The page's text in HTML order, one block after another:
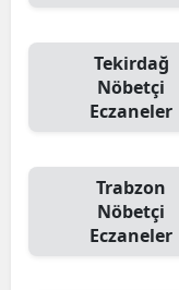
Tekirdağ
Nöbetçi
Eczaneler
Trabzon
Nöbetçi
Eczaneler